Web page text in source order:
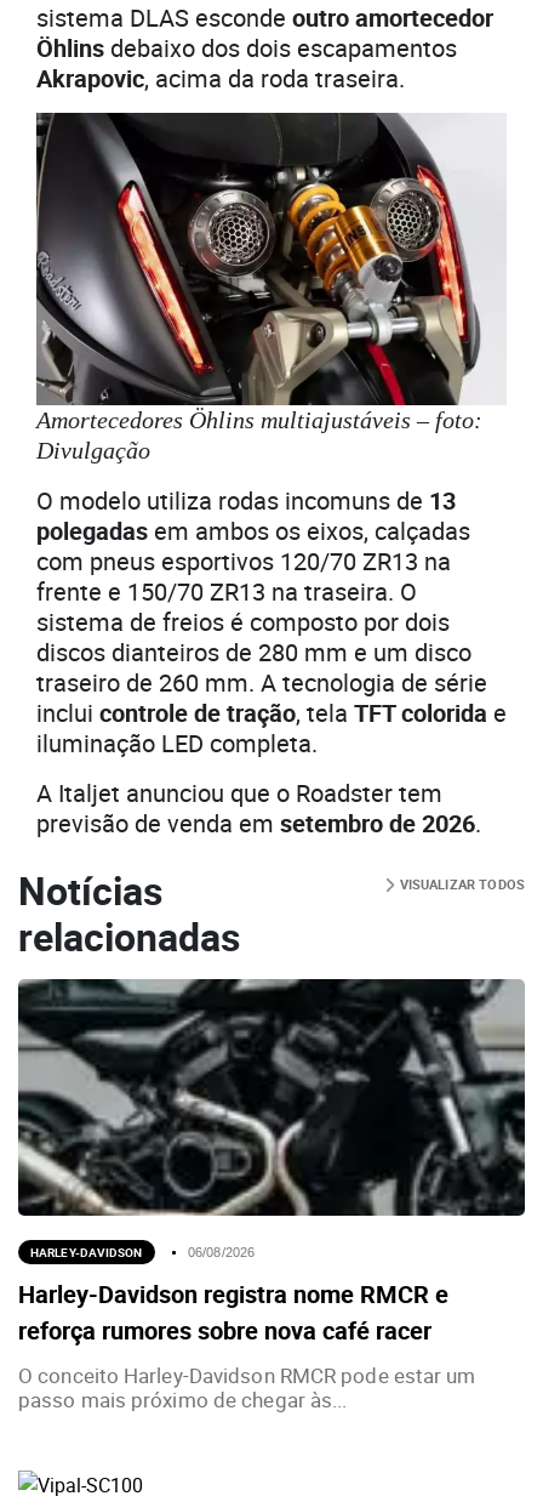
sistema DLAS esconde outro amortecedor
Öhlins debaixo dos dois escapamentos
Akrapovic, acima da roda traseira.
Amortecedores Öhlins multiajustáveis – foto:
Divulgação
O modelo utiliza rodas incomuns de 13
polegadas em ambos os eixos, calçadas
com pneus esportivos 120/70 ZR13 na
frente e 150/70 ZR13 na traseira. O
sistema de freios é composto por dois
discos dianteiros de 280 mm e um disco
traseiro de 260 mm. A tecnologia de série
inclui controle de tração, tela TFT colorida e
iluminação LED completa.
A Italjet anunciou que o Roadster tem
previsão de venda em setembro de 2026.
Notícias
relacionadas
VISUALIZAR TODOS
HARLEY-DAVIDSON 06/08/2026
Harley-Davidson registra nome RMCR e
reforça rumores sobre nova café racer
O conceito Harley-Davidson RMCR pode estar um
passo mais próximo de chegar às...